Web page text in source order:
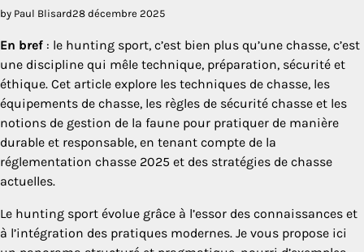
by Paul Blisard28 décembre 2025
En bref : le hunting sport, c’est bien plus qu’une chasse, c’est
une discipline qui mêle technique, préparation, sécurité et
éthique. Cet article explore les techniques de chasse, les
équipements de chasse, les règles de sécurité chasse et les
notions de gestion de la faune pour pratiquer de manière
durable et responsable, en tenant compte de la
réglementation chasse 2025 et des stratégies de chasse
actuelles.
Le hunting sport évolue grâce à l’essor des connaissances et
à l’intégration des pratiques modernes. Je vous propose ici